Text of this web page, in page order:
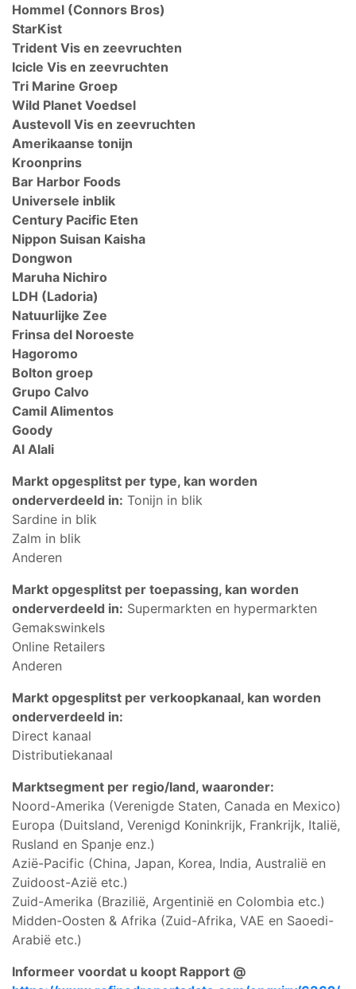
Hommel (Connors Bros)
StarKist
Trident Vis en zeevruchten
Icicle Vis en zeevruchten
Tri Marine Groep
Wild Planet Voedsel
Austevoll Vis en zeevruchten
Amerikaanse tonijn
Kroonprins
Bar Harbor Foods
Universele inblik
Century Pacific Eten
Nippon Suisan Kaisha
Dongwon
Maruha Nichiro
LDH (Ladoria)
Natuurlijke Zee
Frinsa del Noroeste
Hagoromo
Bolton groep
Grupo Calvo
Camil Alimentos
Goody
Al Alali
Markt opgesplitst per type, kan worden
onderverdeeld in: Tonijn in blik
Sardine in blik
Zalm in blik
Anderen
Markt opgesplitst per toepassing, kan worden
onderverdeeld in: Supermarkten en hypermarkten
Gemakswinkels
Online Retailers
Anderen
Markt opgesplitst per verkoopkanaal, kan worden
onderverdeeld in:
Direct kanaal
Distributiekanaal
Marktsegment per regio/land, waaronder:
Noord-Amerika (Verenigde Staten, Canada en Mexico)
Europa (Duitsland, Verenigd Koninkrijk, Frankrijk, Italië,
Rusland en Spanje enz.)
Azië-Pacific (China, Japan, Korea, India, Australië en
Zuidoost-Azië etc.)
Zuid-Amerika (Brazilië, Argentinië en Colombia etc.)
Midden-Oosten & Afrika (Zuid-Afrika, VAE en Saoedi-
Arabië etc.)
Informeer voordat u koopt Rapport @